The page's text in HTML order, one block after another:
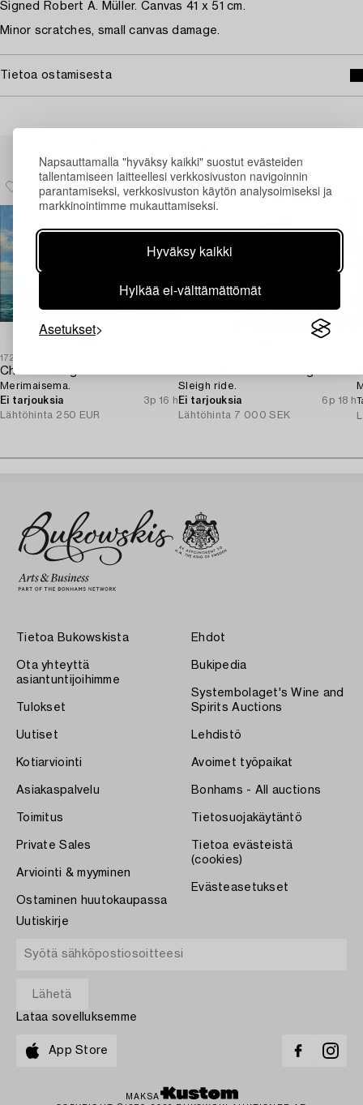
Napsauttamalla "hyväksy kaikki" suostut evästeiden
tallentamiseen laitteellesi verkkosivuston navigoinnin
parantamiseksi, verkkosivuston käytön analysoimiseksi ja
markkinointimme mukauttamiseksi.
Hyväksy kaikki
Hylkää ei-välttämättömät
Asetukset
Signed Robert A. Müller. Canvas 41 x 51 cm.
Minor scratches, small canvas damage.
Tietoa ostamisesta
1728830
Christian Bogö
Merimaisema.
Ei tarjouksia
3p 16 h
Lähtöhinta 250 EUR
Sleigh ride.
Ei tarjouksia
6p 18 h
Lähtöhinta 7 000 SEK
Tietoa Bukowskista
Ota yhteyttä
asiantuntijoihimme
Tulokset
Uutiset
Kotiarviointi
Asiakaspalvelu
Toimitus
Private Sales
Arviointi & myyminen
Ostaminen huutokaupassa
Ehdot
Bukipedia
Systembolaget's Wine and
Spirits Auctions
Lehdistö
Avoimet työpaikat
Bonhams - All auctions
Tietosuojakäytäntö
Tietoa evästeistä
(cookies)
Evästeasetukset
Uutiskirje
Lataa sovelluksemme
App Store
MAKSA